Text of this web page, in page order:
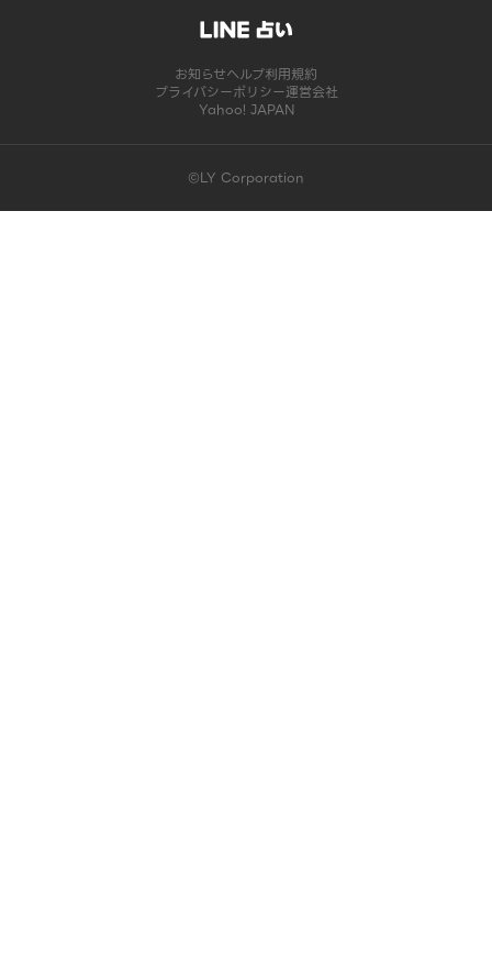
お知らせヘルプ利用規約
プライバシーポリシー運営会社
Yahoo! JAPAN
©LY Corporation
このコンテンツは掲載が終了しました | LINE占い